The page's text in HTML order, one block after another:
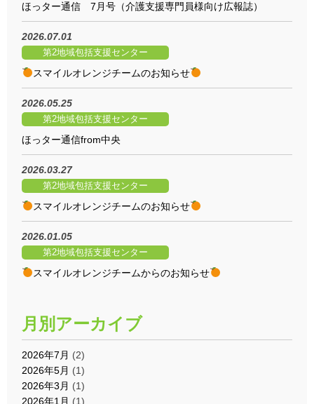
ほっター通信 7月号（介護支援専門員様向け広報誌）
2026.07.01
第2地域包括支援センター
️スマイルオレンジチームのお知らせ
2026.05.25
第2地域包括支援センター
ほっター通信from中央
2026.03.27
第2地域包括支援センター
️スマイルオレンジチームのお知らせ
2026.01.05
第2地域包括支援センター
️スマイルオレンジチームからのお知らせ
月別アーカイブ
2026年7月 (2)
2026年5月 (1)
2026年3月 (1)
2026年1月 (1)